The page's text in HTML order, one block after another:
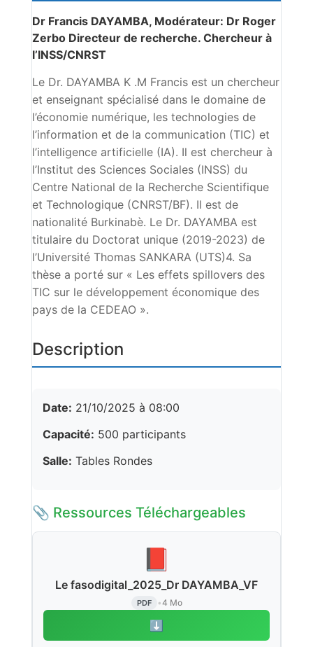
Dr Francis DAYAMBA, Modérateur: Dr Roger
Zerbo Directeur de recherche. Chercheur à
l’INSS/CNRST
Le Dr. DAYAMBA K .M Francis est un chercheur
et enseignant spécialisé dans le domaine de
l’économie numérique, les technologies de
l’information et de la communication (TIC) et
l’intelligence artificielle (IA). Il est chercheur à
l’Institut des Sciences Sociales (INSS) du
Centre National de la Recherche Scientifique
et Technologique (CNRST/BF). Il est de
nationalité Burkinabè. Le Dr. DAYAMBA est
titulaire du Doctorat unique (2019-2023) de
l’Université Thomas SANKARA (UTS)4. Sa
thèse a porté sur « Les effets spillovers des
TIC sur le développement économique des
pays de la CEDEAO ».
Description
Date: 21/10/2025 à 08:00
Capacité: 500 participants
Salle: Tables Rondes
📎 Ressources Téléchargeables
📕
Le fasodigital_2025_Dr DAYAMBA_VF
PDF •4 Mo
⬇️